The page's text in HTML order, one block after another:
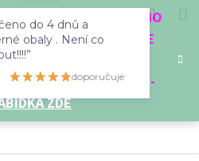
4 VĚCI Z NAŠEHO
DOSTANETE
-SLEVA AŽ 35% -
ZDE
CZK HledatPřihlášení
do 4 dnů a
obaly . Není co
doporučuje